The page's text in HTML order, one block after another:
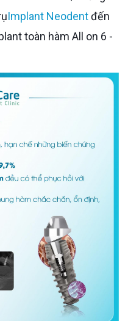
Implant Neodentđến
toàn hàm All on 6 -